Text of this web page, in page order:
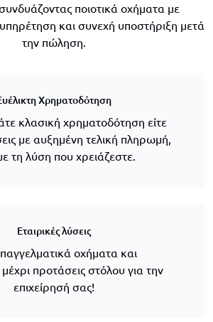
ποιοτικά οχήματα με
και συνεχή υποστήριξη μετά
την πώληση.
Χρηματοδότηση
κλασική χρηματοδότηση είτε
με αυξημένη τελική πληρωμή,
τη λύση που χρειάζεστε.
Εταιρικές λύσεις
οχήματα και
προτάσεις στόλου για την
επιχείρησή σας!